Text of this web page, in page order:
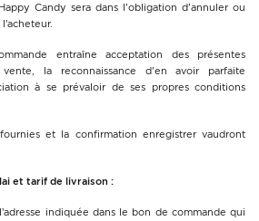
Candy sera dans l'obligation d'annuler ou
entraîne acceptation des présentes
la reconnaissance d'en avoir parfaite
à se prévaloir de ses propres conditions
et la confirmation enregistrer vaudront
et tarif de livraison :
indiquée dans le bon de commande qui